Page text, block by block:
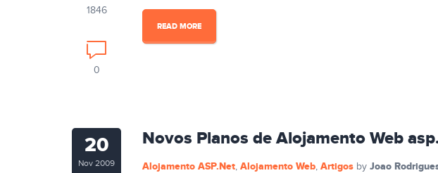
1846
0
READ MORE
20
Nov 2009
Novos Planos de Alojamento Web
Alojamento ASP.Net, Alojamento Web, Artigos by Joao